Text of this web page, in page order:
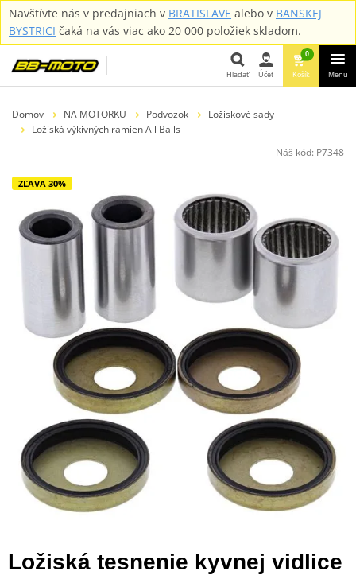
Navštívte nás v predajniach v BRATISLAVE alebo v BANSKEJ
BYSTRICI čaká na vás viac ako 20 000 položiek skladom.
Hľadať Účet
0
Košík Menu
Domov NA MOTORKU Podvozok
Ložiskové sady
Ložiská výkivných ramien All Balls
Náš kód: P7348
ZĽAVA 30%
Ložiská tesnenie kyvnej vidlice